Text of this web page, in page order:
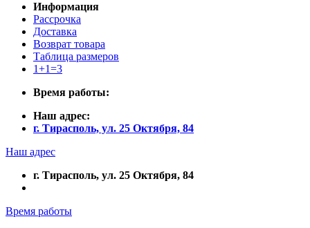
Информация
Рассрочка
Доставка
Возврат товара
Таблица размеров
1+1=3
Время работы:
Наш адрес:
г. Тирасполь, ул. 25 Октября, 84
Наш адрес
г. Тирасполь, ул. 25 Октября, 84
Время работы